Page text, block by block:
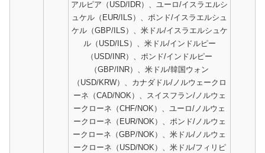
アルピア（USD/IDR）、ユーロ/イスラエルシ
ュケル（EUR/ILS）、ポンド/イスラエルシュ
ケル（GBP/ILS）、米ドル/イスラエルシュケ
ル（USD/ILS）、米ドル/インドルピー
（USD/INR）、ポンド/インドルピー
（GBP/INR）、米ドル/韓国ウォン
（USD/KRW）、カナダドル/ノルウェークロ
ーネ（CAD/NOK）、スイスフラン/ノルウェ
ークローネ（CHF/NOK）、ユーロ/ノルウェ
ークローネ（EUR/NOK）、ポンド/ノルウェ
ークローネ（GBP/NOK）、米ドル/ノルウェ
ークローネ（USD/NOK）、米ドル/フィリピ